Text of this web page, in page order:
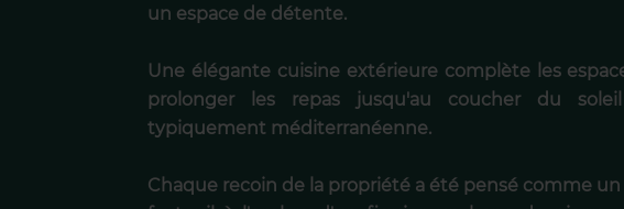
un espace de détente.
Une élégante cuisine extérieure complète les
prolonger les repas jusqu'au coucher du
typiquement méditerranéenne.
Chaque recoin de la propriété a été pensé comme